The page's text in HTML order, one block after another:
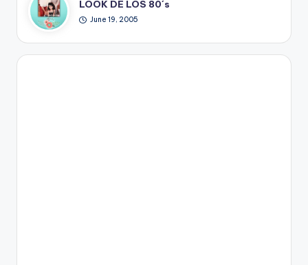
LOOK DE LOS 80´s
June 19, 2005